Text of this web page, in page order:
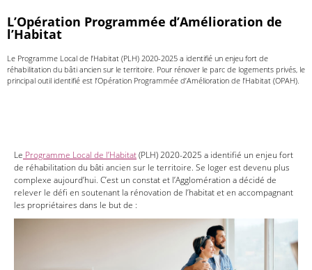
L’Opération Programmée d’Amélioration de
l’Habitat
Le Programme Local de l’Habitat (PLH) 2020-2025 a identifié un enjeu fort de
réhabilitation du bâti ancien sur le territoire. Pour rénover le parc de logements privés, le
principal outil identifié est l’Opération Programmée d’Amélioration de l’Habitat (OPAH).
Le Programme Local de l’Habitat(PLH) 2020-2025 a identifié un enjeu fort
de réhabilitation du bâti ancien sur le territoire. Se loger est devenu plus
complexe aujourd’hui. C’est un constat et l’Agglomération a décidé de
relever le défi en soutenant la rénovation de l’habitat et en accompagnant
les propriétaires dans le but de :